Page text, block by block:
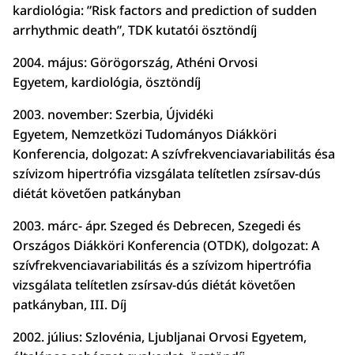
kardiológia: ”Risk factors and prediction of sudden
arrhythmic death”, TDK kutatói ösztöndíj
2004. május: Görögország, Athéni Orvosi
Egyetem, kardiológia, ösztöndíj
2003. november: Szerbia, Újvidéki
Egyetem, Nemzetközi Tudományos Diákköri
Konferencia, dolgozat: A szívfrekvenciavariabilitás ésa
szívizom hipertrófia vizsgálata telítetlen zsírsav-dús
diétát követően patkányban
2003. márc- ápr. Szeged és Debrecen, Szegedi és
Országos Diákköri Konferencia (OTDK), dolgozat: A
szívfrekvenciavariabilitás és a szívizom hipertrófia
vizsgálata telítetlen zsírsav-dús diétát követően
patkányban, III. Díj
2002. július: Szlovénia, Ljubljanai Orvosi Egyetem,